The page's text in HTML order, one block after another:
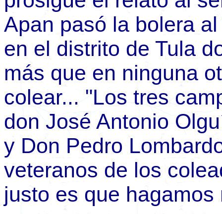
Apan pasó la bolera
en el distrito de Tula
más que en ninguna
colear... "Los tres
don José Antonio
y Don Pedro
veteranos de los
justo es que